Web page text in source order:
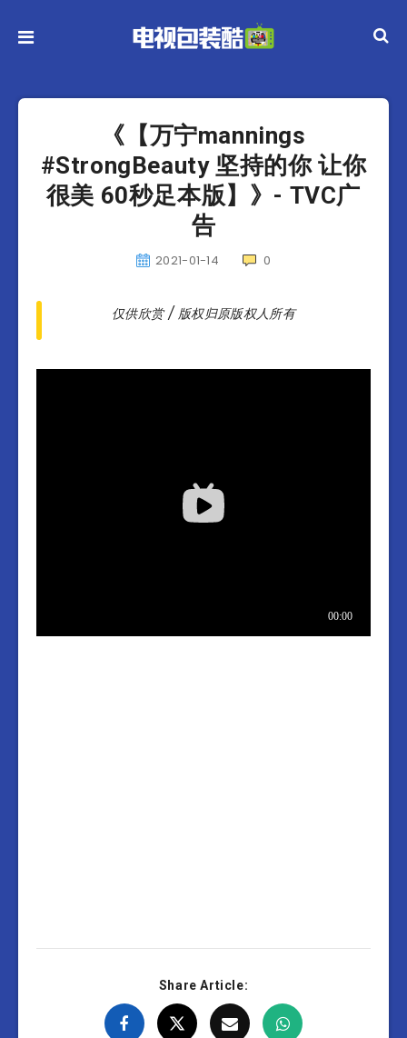
《【万宁mannings
#StrongBeauty 坚持的你 让你
很美 60秒足本版】》- TVC广
告
2021-01-14 0
仅供欣赏 / 版权归原版权人所有
Share Article: